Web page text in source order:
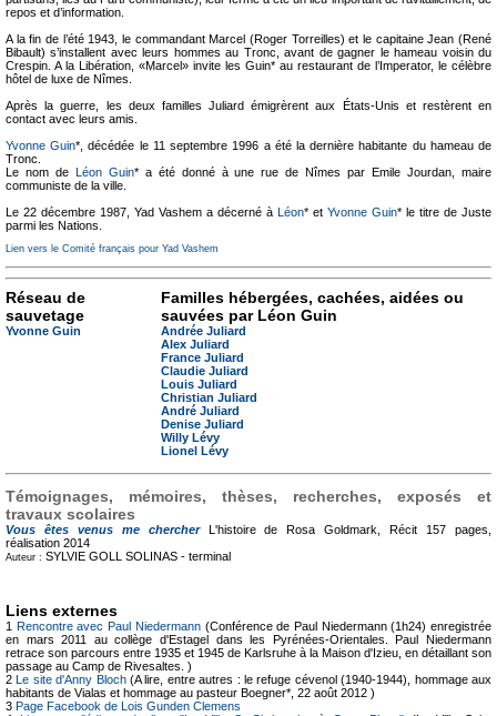
repos et d’information.
A la fin de l’été 1943, le commandant Marcel (Roger Torreilles) et le capitaine Jean (René
Bibault) s’installent avec leurs hommes au Tronc, avant de gagner le hameau voisin du
Crespin. A la Libération, «Marcel» invite les Guin* au restaurant de l’Imperator, le célèbre
hôtel de luxe de Nîmes.
Après la guerre, les deux familles Juliard émigrèrent aux États-Unis et restèrent en
contact avec leurs amis.
Yvonne Guin*, décédée le 11 septembre 1996 a été la dernière habitante du hameau de
Tronc.
Le nom de Léon Guin* a été donné à une rue de Nîmes par Emile Jourdan, maire
communiste de la ville.
Le 22 décembre 1987, Yad Vashem a décerné à Léon* et Yvonne Guin* le titre de Juste
parmi les Nations.
Lien vers le Comité français pour Yad Vashem
Réseau de
sauvetage
Yvonne Guin
Familles hébergées, cachées, aidées ou
sauvées par Léon Guin
Andrée Juliard
Alex Juliard
France Juliard
Claudie Juliard
Louis Juliard
Christian Juliard
André Juliard
Denise Juliard
Willy Lévy
Lionel Lévy
Témoignages, mémoires, thèses, recherches, exposés et
travaux scolaires
Vous êtes venus me chercherL'histoire de Rosa Goldmark, Récit
157 pages,
réalisation 2014
Auteur : SYLVIE GOLL SOLINAS - terminal
Liens externes
1 Rencontre avec Paul Niedermann(Conférence de Paul Niedermann (1h24) enregistrée
en mars 2011 au collège d'Estagel dans les Pyrénées-Orientales. Paul Niedermann
retrace son parcours entre 1935 et 1945 de Karlsruhe à la Maison d'Izieu, en détaillant son
passage au Camp de Rivesaltes. )
2Le site d'Anny Bloch(A lire, entre autres : le refuge cévenol (1940-1944), hommage aux
habitants de Vialas et hommage au pasteur Boegner*, 22 août 2012 )
3 Page Facebook de Lois Gunden Clemens